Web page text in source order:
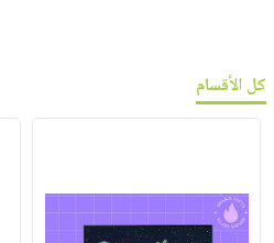
كل الأقسام